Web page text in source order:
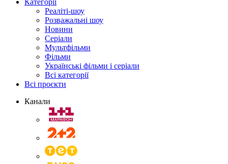
Категорії
Реаліті-шоу
Розважальні шоу
Новини
Серіали
Мультфільми
Фільми
Українські фільми і серіали
Всі категорії
Всі проєкти
Канали